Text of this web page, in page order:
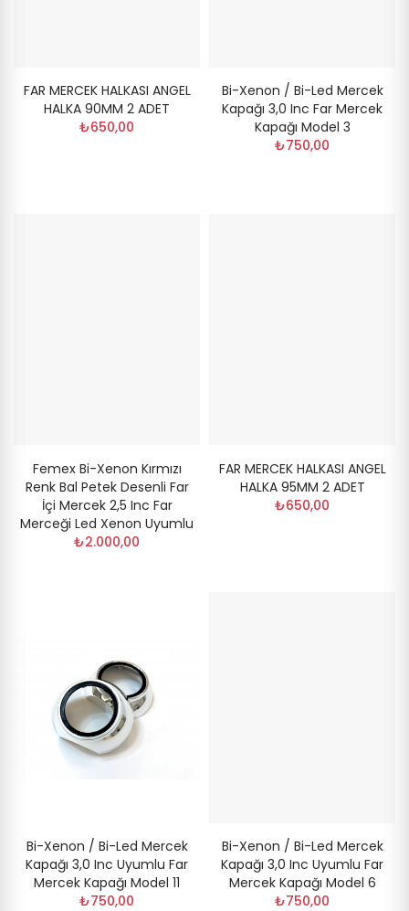
FAR MERCEK HALKASI ANGEL
HALKA 90MM 2 ADET
₺650,00
Bi-Xenon / Bi-Led Mercek
Kapağı 3,0 Inc Far Mercek
Kapağı Model 3
₺750,00
Femex Bi-Xenon Kırmızı
Renk Bal Petek Desenli Far
İçi Mercek 2,5 Inc Far
Merceği Led Xenon Uyumlu
₺2.000,00
FAR MERCEK HALKASI ANGEL
HALKA 95MM 2 ADET
₺650,00
Bi-Xenon / Bi-Led Mercek
Kapağı 3,0 Inc Uyumlu Far
Mercek Kapağı Model 11
₺750,00
Bi-Xenon / Bi-Led Mercek
Kapağı 3,0 Inc Uyumlu Far
Mercek Kapağı Model 6
₺750,00